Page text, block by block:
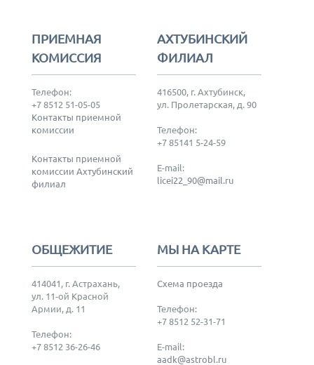
ПРИЕМНАЯ
КОМИССИЯ
Телефон:
+7 8512 51-05-05
Контакты приемной
комиссии
Контакты приемной
комиссии Ахтубинский
филиал
АХТУБИНСКИЙ
ФИЛИАЛ
416500, г. Ахтубинск,
ул. Пролетарская, д. 90
Телефон:
+7 85141 5-24-59
E-mail:
licei22_90@mail.ru
ОБЩЕЖИТИЕ
414041, г. Астрахань,
ул. 11-ой Красной
Армии, д. 11
Телефон:
+7 8512 36-26-46
МЫ НА КАРТЕ
Схема проезда
Телефон:
+7 8512 52-31-71
E-mail:
aadk@astrobl.ru